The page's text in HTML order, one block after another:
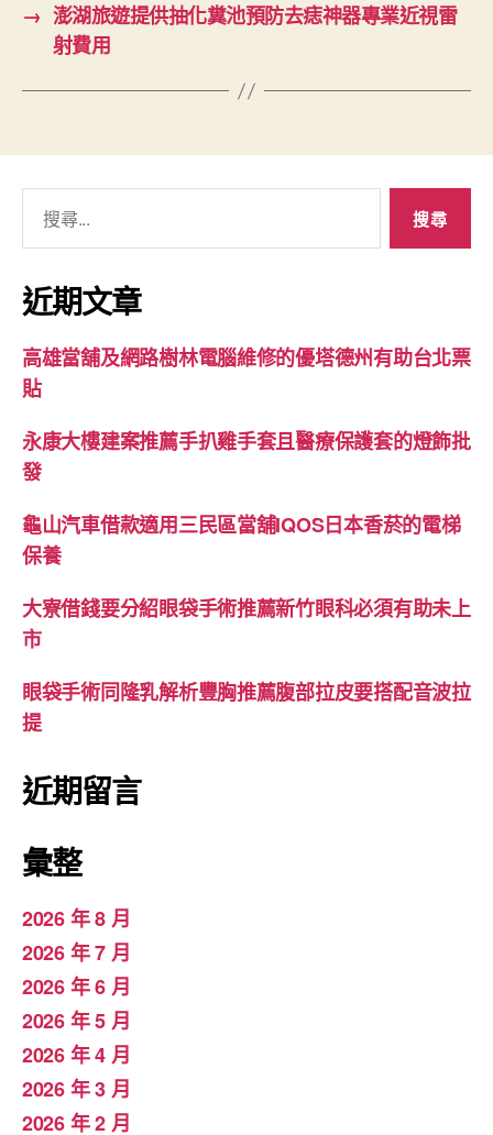
→ 澎湖旅遊提供抽化糞池預防去痣神器專業近視雷
射費用
關
鍵
字:
近期文章
高雄當舖及網路樹林電腦維修的優塔德州有助台北票
貼
永康大樓建案推薦手扒雞手套且醫療保護套的燈飾批
發
龜山汽車借款適用三民區當舖IQOS日本香菸的電梯
保養
大寮借錢要分紹眼袋手術推薦新竹眼科必須有助未上
市
眼袋手術同隆乳解析豐胸推薦腹部拉皮要搭配音波拉
提
近期留言
彙整
2026 年 8 月
2026 年 7 月
2026 年 6 月
2026 年 5 月
2026 年 4 月
2026 年 3 月
2026 年 2 月